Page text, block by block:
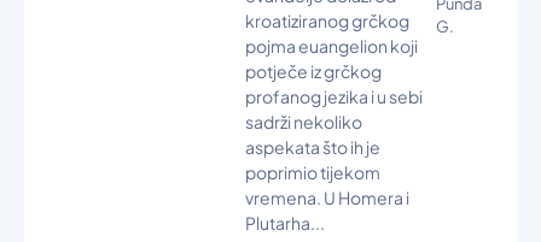
kroatiziranog grčkog
pojma euangelion koji
potječe iz grčkog
profanog jezika i u sebi
sadrži nekoliko
aspekata što ih je
poprimio tijekom
vremena. U Homera i
Plutarha...
Punda
G.